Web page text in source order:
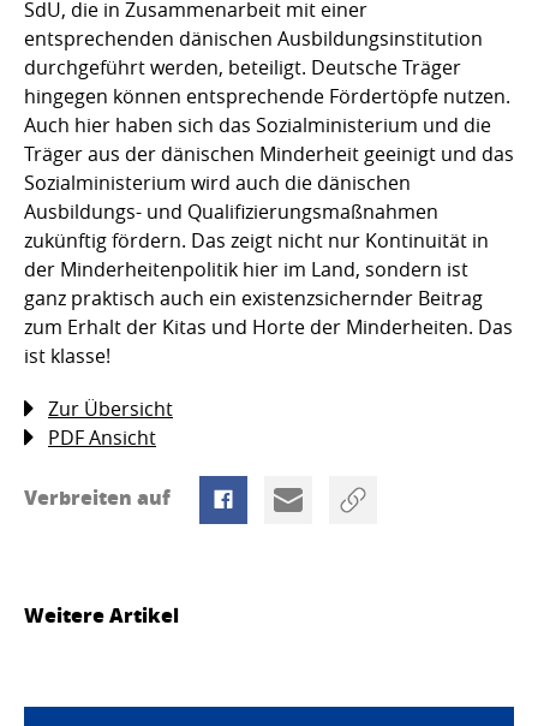
SdU, die in Zusammenarbeit mit einer
entsprechenden dänischen Ausbildungsinstitution
durchgeführt werden, beteiligt. Deutsche Träger
hingegen können entsprechende Fördertöpfe nutzen.
Auch hier haben sich das Sozialministerium und die
Träger aus der dänischen Minderheit geeinigt und das
Sozialministerium wird auch die dänischen
Ausbildungs- und Qualifizierungsmaßnahmen
zukünftig fördern. Das zeigt nicht nur Kontinuität in
der Minderheitenpolitik hier im Land, sondern ist
ganz praktisch auch ein existenzsichernder Beitrag
zum Erhalt der Kitas und Horte der Minderheiten. Das
ist klasse!
Zur Übersicht
PDF Ansicht
Verbreiten auf
Weitere Artikel